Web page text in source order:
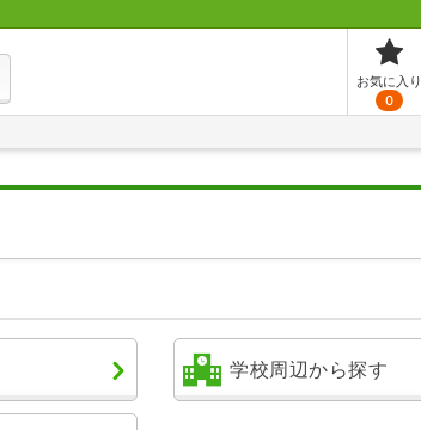
お気に入り
0
学校周辺から探す